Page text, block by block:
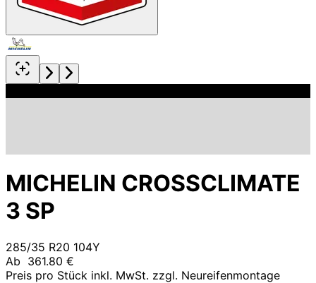
MICHELIN CROSSCLIMATE
3 SP
285/35 R20 104Y
Ab 361.80 €
Preis pro Stück inkl. MwSt. zzgl. Neureifenmontage